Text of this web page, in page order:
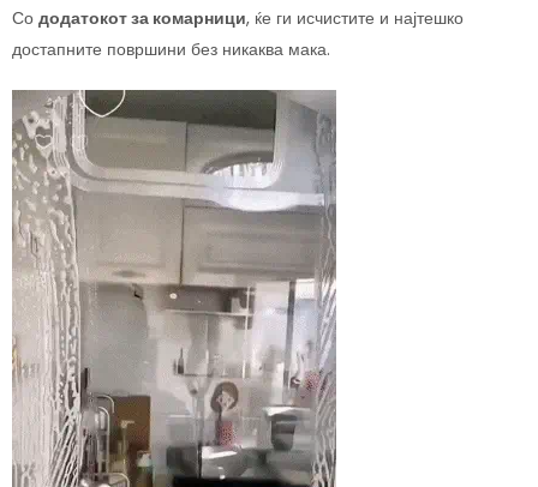
Со додатокот за комарници, ќе ги исчистите и најтешко
достапните површини без никаква мака.